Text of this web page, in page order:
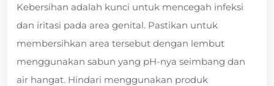
Kebersihan adalah kunci untuk mencegah infeksi
dan iritasi pada area genital. Pastikan untuk
membersihkan area tersebut dengan lembut
menggunakan sabun yang pH-nya seimbang dan
air hangat. Hindari menggunakan produk